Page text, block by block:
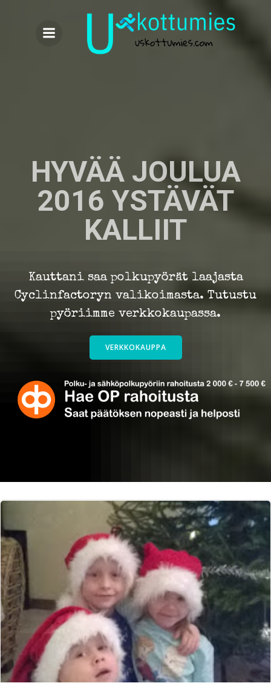
to
content
HYVÄÄ JOULUA
2016 YSTÄVÄT
KALLIIT
Kauttani saa polkupyörät laajasta
Cyclinfactoryn valikoimasta. Tutustu
pyöriimme verkkokaupassa.
VERKKOKAUPPA